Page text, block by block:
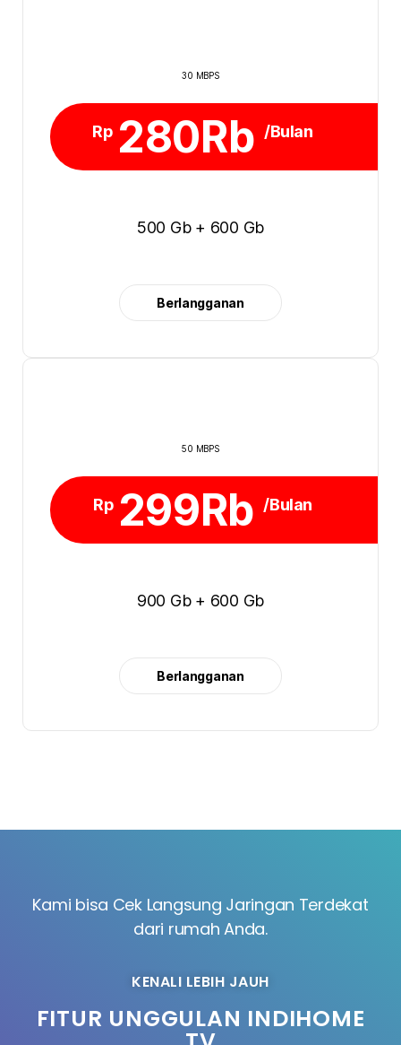
30 MBPS
Rp 280Rb /Bulan
500 Gb + 600 Gb
Berlangganan
50 MBPS
Rp 299Rb /Bulan
900 Gb + 600 Gb
Berlangganan
Kami bisa Cek Langsung Jaringan Terdekat
dari rumah Anda.
KENALI LEBIH JAUH
FITUR UNGGULAN INDIHOME